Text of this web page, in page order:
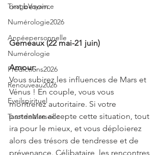
TirageVoyance
Numérologie2026
Annéepersonnelle
Numérologie
Prédictions2026
Renouveau2026
Eveilspirituel
TarotdeMarseille
ont besoin.
Gémeaux (22 mai-21 juin)
Amour:
Vous subirez les influences de Mars et
Vénus ! En couple, vous vous
montrerez autoritaire. Si votre
partenaire accepte cette situation, tout
ira pour le mieux, et vous déploierez
alors des trésors de tendresse et de
prévenance. Célibataire, les rencontres